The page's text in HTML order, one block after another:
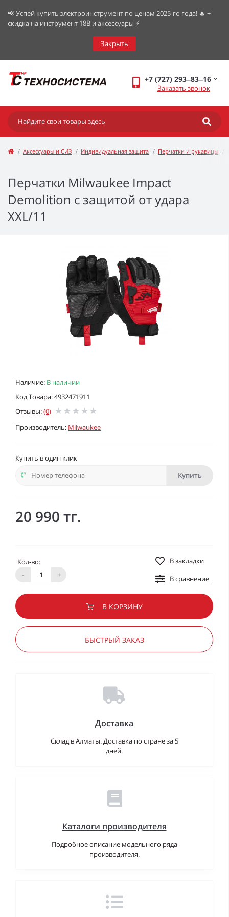
📢 Успей купить электроинструмент по ценам 2025-го года! 🔥 +
скидка на инструмент 18В и аксессуары ⚡️
Закрыть
+7 (727) 293‒83‒16
Заказать звонок
Аксессуары и СИЗ Индивидуальная защита Перчатки и рукавицы
Перчатки Milwaukee Impact
Demolition с защитой от удара
XXL/11
Наличие: В наличии
Код Товара: 4932471911
Отзывы:(0)
Производитель: Milwaukee
Купить в один клик
Купить
20 990 тг.
Кол-во:
-
+
В закладки
В сравнение
В КОРЗИНУ
БЫСТРЫЙ ЗАКАЗ
Доставка
Склад в Алматы. Доставка по стране за 5
дней.
Каталоги производителя
Подробное описание модельного ряда
производителя.